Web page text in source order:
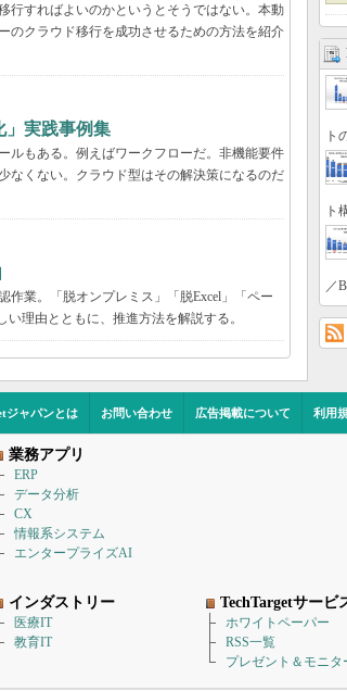
行すればよいのかというとそうではない。本動
のクラウド移行を成功させるための方法を紹介
」実践事例集
ルもある。例えばワークフローだ。非機能要件
なくない。クラウド型はその解決策になるのだ
業。「脱オンプレミス」「脱Excel」「ペー
理由とともに、推進方法を解説する。
ト
ト
／
ジャパンとは お問い合わせ 広告掲載について 利用
業務アプリ
ERP
データ分析
CX
情報系システム
エンタープライズAI
インダストリー
医療IT
教育IT
TechTargetサービ
ホワイトペーパー
RSS一覧
プレゼント＆モニタ